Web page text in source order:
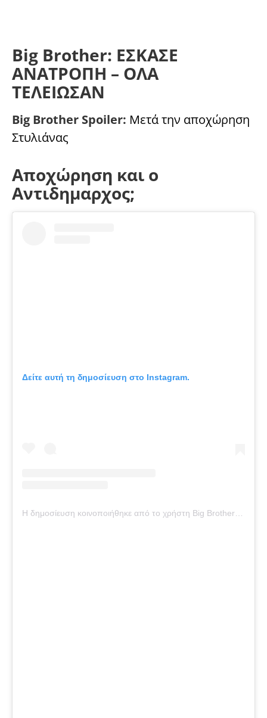
Big Brother: ΕΣΚΑΣΕ
ΑΝΑΤΡΟΠΗ – ΟΛΑ
ΤΕΛΕΙΩΣΑΝ
Big Brother Spoiler: Μετά την αποχώρηση
Στυλιάνας
Αποχώρηση και ο
Αντιδημαρχος;
Δείτε αυτή τη δημοσίευση στο Instagram.
Η δημοσίευση κοινοποιήθηκε από το χρήστη Big Brother Official (@big_brother_official_page_)